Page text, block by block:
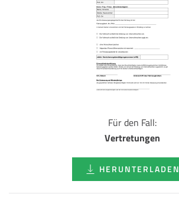
Für den Fall:
Vertretungen
HERUNTERLADEN